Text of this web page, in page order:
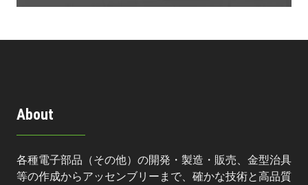
About
各種電子部品（その他）の開発・製造・販売、金型治具
等の作成からアッセンブリーまで、確かな技術と高品質